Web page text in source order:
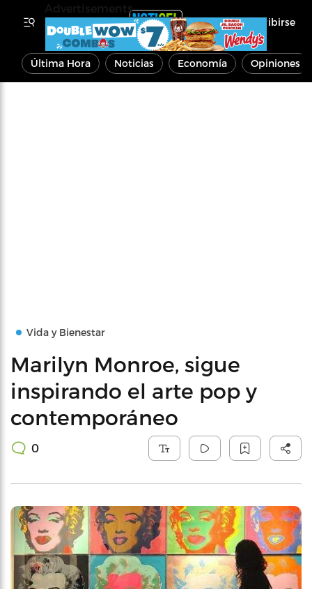
Inscribirse
Última Hora Noticias Economía Opiniones
Vida y Bienestar
Marilyn Monroe, sigue
inspirando el arte pop y
contemporáneo
0
Advertisements